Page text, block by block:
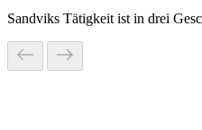
Sandviks Tätigkeit ist in drei